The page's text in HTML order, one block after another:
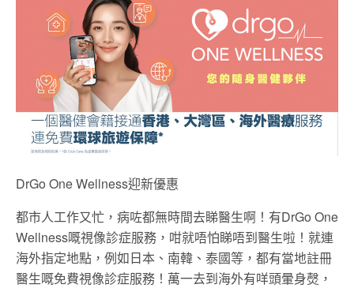
DrGo One Wellness迎新優惠
都市人工作又忙，病咗都無時間去睇醫生啊！有DrGo One
Wellness嘅視像診症服務，咁就唔怕睇唔到醫生啦！就連
海外指定地點，例如日本、南韓、泰國等，都有當地註冊
醫生嘅免費視像診症服務！萬一去到海外有咩頭暈身㷫，